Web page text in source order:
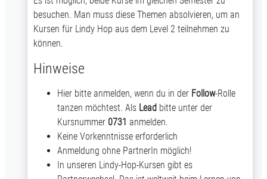
e
besuchen. Man muss diese Themen absolvieren, um an
Kursen für Lindy Hop aus dem Level 2 teilnehmen zu
können.
Hinweise
Hier bitte anmelden, wenn du in der Follow-Rolle
tanzen möchtest. Als Lead bitte unter der
Kursnummer 0731 anmelden.
Keine Vorkenntnisse erforderlich
Anmeldung ohne PartnerIn möglich!
In unseren Lindy-Hop-Kursen gibt es